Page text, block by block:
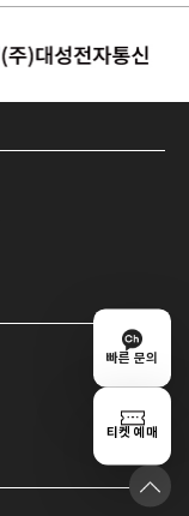
빠른 문의
티켓 예매